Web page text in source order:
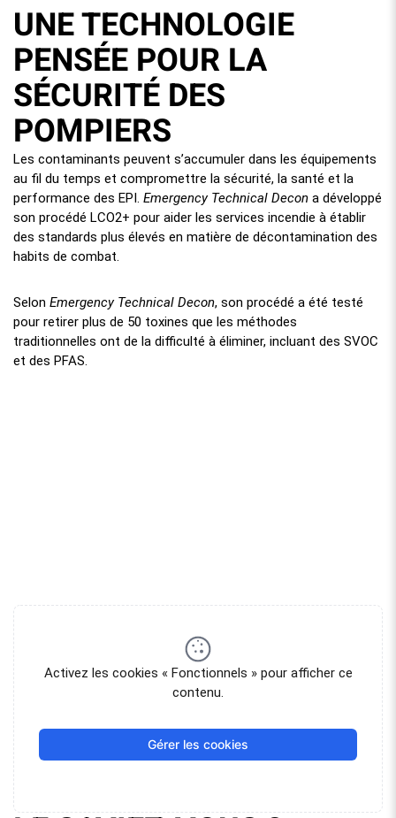
UNE TECHNOLOGIE
PENSÉE POUR LA
SÉCURITÉ DES
POMPIERS
Les contaminants peuvent s’accumuler dans les équipements
au fil du temps et compromettre la sécurité, la santé et la
performance des EPI. Emergency Technical Decon a développé
son procédé LCO2+ pour aider les services incendie à établir
des standards plus élevés en matière de décontamination des
habits de combat.
Selon Emergency Technical Decon, son procédé a été testé
pour retirer plus de 50 toxines que les méthodes
traditionnelles ont de la difficulté à éliminer, incluant des SVOC
et des PFAS.
Activez les cookies « Fonctionnels » pour afficher ce
contenu.
Gérer les cookies